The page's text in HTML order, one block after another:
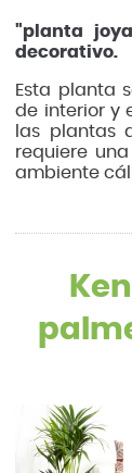
"planta
decorativo.
Esta planta
de interior y
las plantas
requiere
ambiente